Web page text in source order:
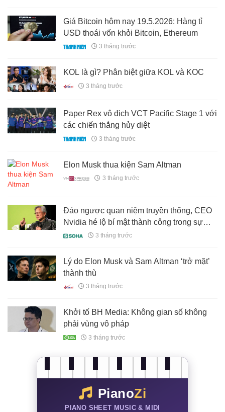
Giá Bitcoin hôm nay 19.5.2026: Hàng tỉ
USD thoái vốn khỏi Bitcoin, Ethereum
3 tháng trước
KOL là gì? Phân biệt giữa KOL và KOC
3 tháng trước
Paper Rex vô địch VCT Pacific Stage 1 với
các chiến thắng hủy diệt
3 tháng trước
Elon Musk thua kiện Sam Altman
3 tháng trước
Đảo ngược quan niệm truyền thống, CEO
Nvidia hé lộ bí mật thành công trong sự
nghiệp của một con người
3 tháng trước
Lý do Elon Musk và Sam Altman ‘trở mặt’
thành thù
3 tháng trước
Khởi tố BH Media: Không gian số không
phải vùng vô pháp
3 tháng trước
PianoZi
PIANO SHEET MUSIC & MIDI